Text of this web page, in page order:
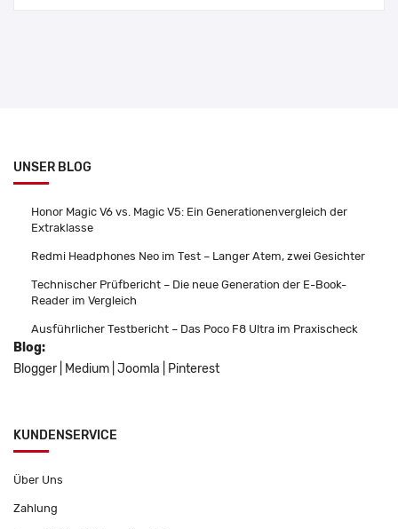
UNSER BLOG
Honor Magic V6 vs. Magic V5: Ein Generationenvergleich der
Extraklasse
Redmi Headphones Neo im Test – Langer Atem, zwei Gesichter
Technischer Prüfbericht – Die neue Generation der E-Book-
Reader im Vergleich
Ausführlicher Testbericht – Das Poco F8 Ultra im Praxischeck
Blog:
Blogger
Medium Joomla Pinterest
KUNDENSERVICE
Über Uns
Zahlung